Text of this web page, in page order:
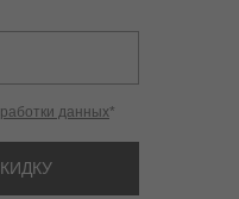
данных*